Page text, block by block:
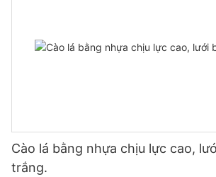
Cào lá bằng nhựa chịu lực cao,
trắng.